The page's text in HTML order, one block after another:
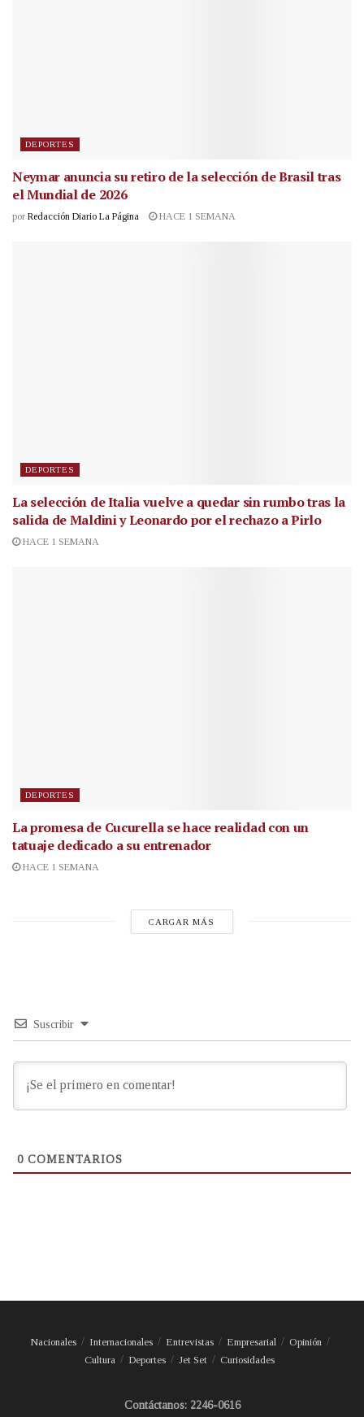
DEPORTES
Neymar anuncia su retiro de la selección de Brasil tras
el Mundial de 2026
por Redacción Diario La Página HACE 1 SEMANA
DEPORTES
La selección de Italia vuelve a quedar sin rumbo tras la
salida de Maldini y Leonardo por el rechazo a Pirlo
HACE 1 SEMANA
DEPORTES
La promesa de Cucurella se hace realidad con un
tatuaje dedicado a su entrenador
HACE 1 SEMANA
CARGAR MÁS
Suscribir
0 COMENTARIOS
Nacionales Internacionales Entrevistas Empresarial
Opinión
Cultura
Deportes Jet Set Curiosidades
Contáctanos: 2246-0616